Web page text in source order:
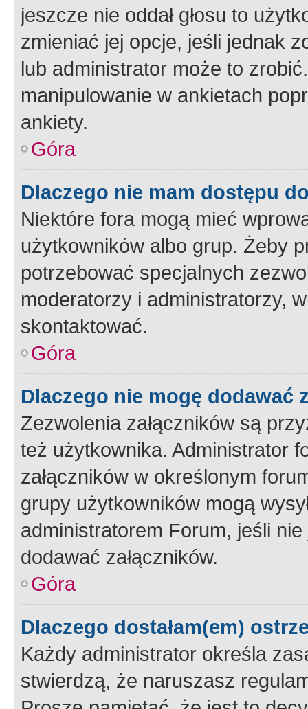
jeszcze nie oddał głosu to
zmieniać jej opcje, jeśli jednak
lub administrator może to
manipulowanie w ankietach
ankiety.
Góra
Dlaczego nie mam dostępu
Niektóre fora mogą mieć
użytkowników albo grup. Żeby
potrzebować specjalnych
moderatorzy i administratorzy,
skontaktować.
Góra
Dlaczego nie mogę dodawać
Zezwolenia załączników są
też użytkownika. Administrator
załączników w określonym
grupy użytkowników mogą
administratorem Forum, jeśli
dodawać załączników.
Góra
Dlaczego dostałam(em)
Każdy administrator określa
stwierdzą, że naruszasz